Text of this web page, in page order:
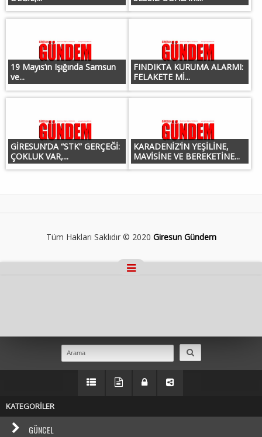
19 Mayıs’ın Işığında Samsun
ve...
FINDIKTA KURUMA ALARMI:
FELAKETE Mİ...
GİRESUN’DA “STK” GERÇEĞİ:
ÇOKLUK VAR,...
KARADENİZ’İN YEŞİLİNE,
MAVİSİNE VE BEREKETİNE...
Tüm Hakları Saklıdır © 2020 Giresun Gündem
KATEGORİLER
GÜNCEL